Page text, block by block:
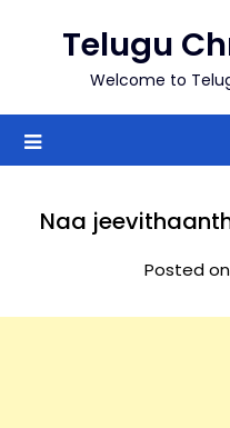
Telugu
Welcome to
Naa
Posted